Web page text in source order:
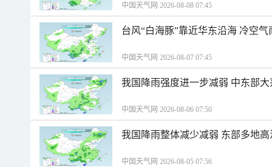
中国天气网 2026-08-08 07:45
台风“白海豚”靠近华东沿海 冷空
中国天气网 2026-08-07 07:45
我国降雨强度进一步减弱 中东部
中国天气网 2026-08-06 07:50
我国降雨整体减少减弱 东部多地
中国天气网 2026-08-05 07:56